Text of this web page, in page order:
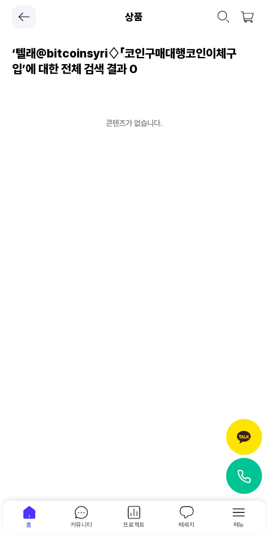
상품
‘텔래@bitcoinsyri♢「코인구매대행코인이체구
입’에 대한 전체 검색 결과0
콘텐츠가 없습니다.
홈 커뮤니티 프로젝트 메세지 메뉴